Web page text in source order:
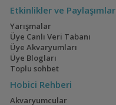
Etkinlikler ve Paylaşımlar
Yarışmalar
Üye Canlı Veri Tabanı
Üye Akvaryumları
Üye Blogları
Toplu sohbet
Hobici Rehberi
Akvaryumcular